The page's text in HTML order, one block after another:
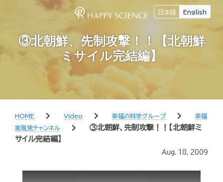
日本語 English
③北朝鮮、先制攻撃！！【北朝鮮
ミサイル完結編】
HOME chevron_right Video chevron_right 幸福の科学グループ chevron_right
幸福
実現党チャンネル
chevron_right
③北朝鮮、先制攻撃！！【北朝鮮ミ
サイル完結編】
Aug. 18, 2009